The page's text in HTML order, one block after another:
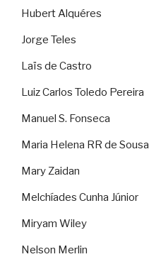
Hubert Alquéres
Jorge Teles
Laïs de Castro
Luiz Carlos Toledo Pereira
Manuel S. Fonseca
Maria Helena RR de Sousa
Mary Zaidan
Melchíades Cunha Júnior
Miryam Wiley
Nelson Merlin